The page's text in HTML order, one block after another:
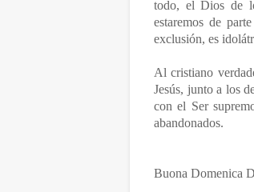
todo, el Dios de
estaremos de
exclusión, es
Al cristiano
Jesús, junto a los
con el Ser
abandonados.
Buona Domenica